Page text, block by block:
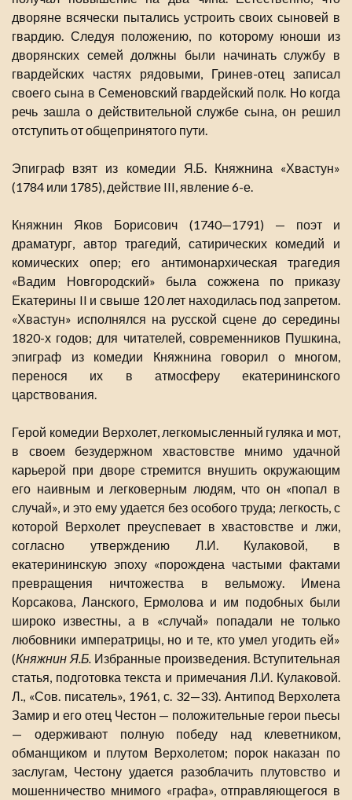
дворяне всячески пытались устроить своих сыновей в
гвардию. Следуя положению, по которому юноши из
дворянских семей должны были начинать службу в
гвардейских частях рядовыми, Гринев-отец записал
своего сына в Семеновский гвардейский полк. Но когда
речь зашла о действительной службе сына, он решил
отступить от общепринятого пути.
Эпиграф взят из комедии Я.Б. Княжнина «Хвастун»
(1784 или 1785), действие III, явление 6-е.
Княжнин Яков Борисович (1740—1791) — поэт и
драматург, автор трагедий, сатирических комедий и
комических опер; его антимонархическая трагедия
«Вадим Новгородский» была сожжена по приказу
Екатерины II и свыше 120 лет находилась под запретом.
«Хвастун» исполнялся на русской сцене до середины
1820-х годов; для читателей, современников Пушкина,
эпиграф из комедии Княжнина говорил о многом,
перенося их в атмосферу екатерининского
царствования.
Герой комедии Верхолет, легкомысленный гуляка и мот,
в своем безудержном хвастовстве мнимо удачной
карьерой при дворе стремится внушить окружающим
его наивным и легковерным людям, что он «попал в
случай», и это ему удается без особого труда; легкость, с
которой Верхолет преуспевает в хвастовстве и лжи,
согласно утверждению Л.И. Кулаковой, в
екатерининскую эпоху «порождена частыми фактами
превращения ничтожества в вельможу. Имена
Корсакова, Ланского, Ермолова и им подобных были
широко известны, а в «случай» попадали не только
любовники императрицы, но и те, кто умел угодить ей»
(Княжнин Я.Б. Избранные произведения. Вступительная
статья, подготовка текста и примечания Л.И. Кулаковой.
Л., «Сов. писатель», 1961, с. 32—33). Антипод Верхолета
Замир и его отец Честон — положительные герои пьесы
— одерживают полную победу над клеветником,
обманщиком и плутом Верхолетом; порок наказан по
заслугам, Честону удается разоблачить плутовство и
мошенничество мнимого «графа», отправляющегося в